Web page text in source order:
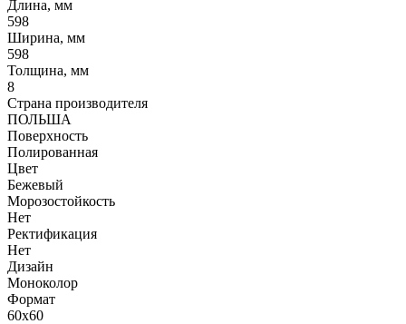
Длина, мм
598
Ширина, мм
598
Толщина, мм
8
Страна производителя
ПОЛЬША
Поверхность
Полированная
Цвет
Бежевый
Морозостойкость
Нет
Ректификация
Нет
Дизайн
Моноколор
Формат
60x60